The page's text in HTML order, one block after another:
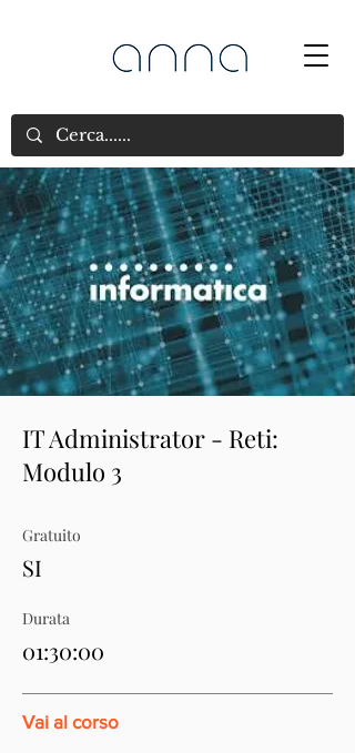
IT Administrator - Reti:
Modulo 3
Gratuito
SI
Durata
01:30:00
Vai al corso